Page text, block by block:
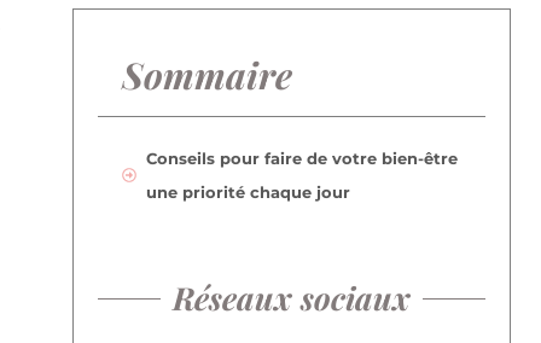
Sommaire
Conseils pour faire de votre bien-être
une priorité chaque jour
Réseaux sociaux